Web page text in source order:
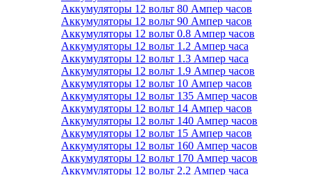
Аккумуляторы 12 вольт 80 Ампер часов
Аккумуляторы 12 вольт 90 Ампер часов
Аккумуляторы 12 вольт 0.8 Ампер часов
Аккумуляторы 12 вольт 1.2 Ампер часа
Аккумуляторы 12 вольт 1.3 Ампер часа
Аккумуляторы 12 вольт 1.9 Ампер часов
Аккумуляторы 12 вольт 10 Ампер часов
Аккумуляторы 12 вольт 135 Ампер часов
Аккумуляторы 12 вольт 14 Ампер часов
Аккумуляторы 12 вольт 140 Ампер часов
Аккумуляторы 12 вольт 15 Ампер часов
Аккумуляторы 12 вольт 160 Ампер часов
Аккумуляторы 12 вольт 170 Ампер часов
Аккумуляторы 12 вольт 2.2 Ампер часа